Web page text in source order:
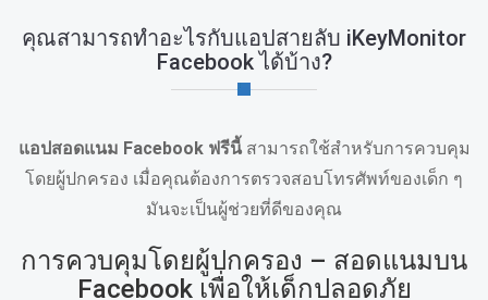
คุณสามารถทําอะไรกับแอปสายลับ iKeyMonitor
Facebook ได้บ้าง?
แอปสอดแนม Facebook ฟรีนี้สามารถใช้สําหรับการควบคุม
โดยผู้ปกครอง เมื่อคุณต้องการตรวจสอบโทรศัพท์ของเด็ก ๆ
มันจะเป็นผู้ช่วยที่ดีของคุณ
การควบคุมโดยผู้ปกครอง – สอดแนมบน
Facebook เพื่อให้เด็กปลอดภัย